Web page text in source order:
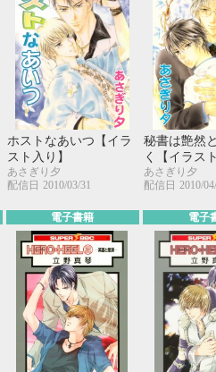
ホストなあいつ【イラ
スト入り】
あさぎり夕
配信日 2010/03/31
秘書は艶然
く【イラス
あさぎり夕
配信日 2010/
電子書籍 電子